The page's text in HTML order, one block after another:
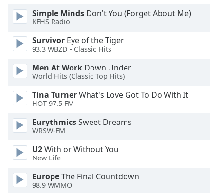
Opacity
Text
Background
Caption
Color
Opacity
Simple Minds Don't You (Forget About Me)
KFHS Radio
Survivor Eye of the Tiger
93.3 WBZD - Classic Hits
Men At Work Down Under
World Hits (Classic Top Hits)
Tina TurnerWhat's Love Got To Do With It
HOT 97.5 FM
EurythmicsSweet Dreams
WRSW-FM
U2With or Without You
New Life
EuropeThe Final Countdown
98.9 WMMO